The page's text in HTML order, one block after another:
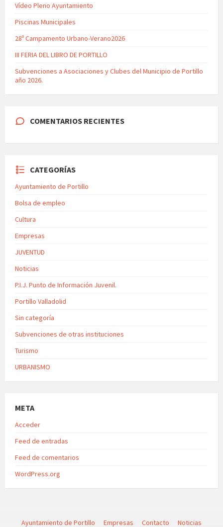
Vídeo Pleno Ayuntamiento
Piscinas Municipales
28º Campamento Urbano-Verano2026
III FERIA DEL LIBRO DE PORTILLO
Subvenciones a Asociaciones y Clubes del Municipio de Portillo
año 2026.
COMENTARIOS RECIENTES
CATEGORÍAS
Ayuntamiento de Portillo
Bolsa de empleo
Cultura
Empresas
JUVENTUD
Noticias
P.I.J. Punto de Información Juvenil.
Portillo Valladolid
Sin categoría
Subvenciones de otras instituciones
Turismo
URBANISMO
META
Acceder
Feed de entradas
Feed de comentarios
WordPress.org
Ayuntamiento de Portillo Empresas Contacto Noticias